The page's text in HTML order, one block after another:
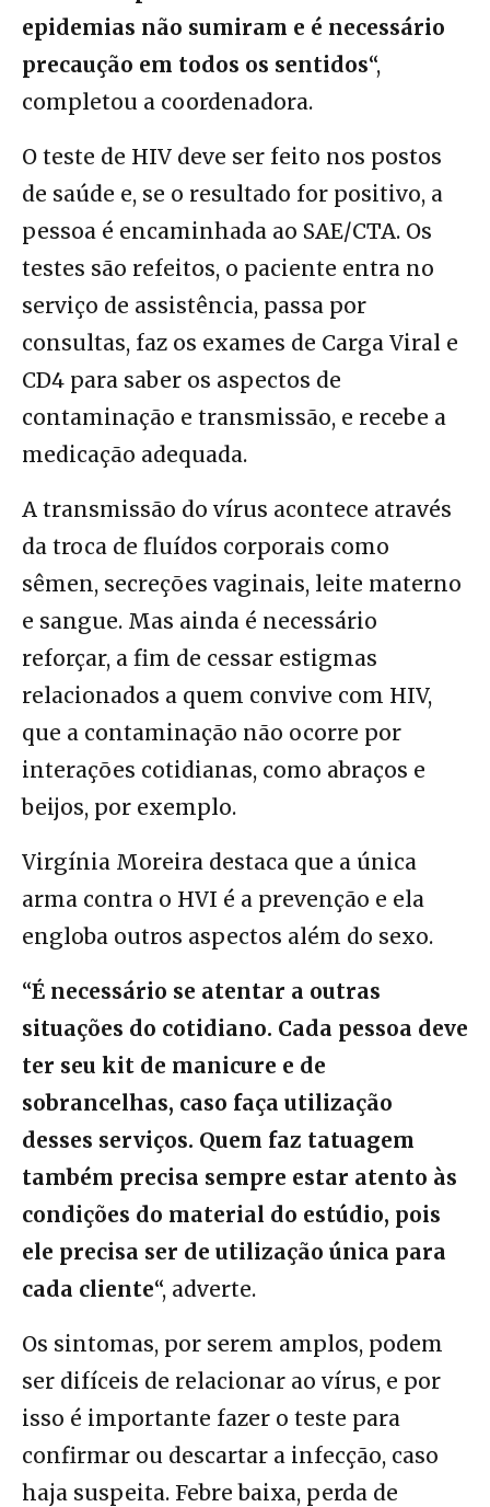
epidemias não sumiram e é necessário
precaução em todos os sentidos“,
completou a coordenadora.
O teste de HIV deve ser feito nos postos
de saúde e, se o resultado for positivo, a
pessoa é encaminhada ao SAE/CTA. Os
testes são refeitos, o paciente entra no
serviço de assistência, passa por
consultas, faz os exames de Carga Viral e
CD4 para saber os aspectos de
contaminação e transmissão, e recebe a
medicação adequada.
A transmissão do vírus acontece através
da troca de fluídos corporais como
sêmen, secreções vaginais, leite materno
e sangue. Mas ainda é necessário
reforçar, a fim de cessar estigmas
relacionados a quem convive com HIV,
que a contaminação não ocorre por
interações cotidianas, como abraços e
beijos, por exemplo.
Virgínia Moreira destaca que a única
arma contra o HVI é a prevenção e ela
engloba outros aspectos além do sexo.
“É necessário se atentar a outras
situações do cotidiano. Cada pessoa deve
ter seu kit de manicure e de
sobrancelhas, caso faça utilização
desses serviços. Quem faz tatuagem
também precisa sempre estar atento às
condições do material do estúdio, pois
ele precisa ser de utilização única para
cada cliente“, adverte.
Os sintomas, por serem amplos, podem
ser difíceis de relacionar ao vírus, e por
isso é importante fazer o teste para
confirmar ou descartar a infecção, caso
haja suspeita. Febre baixa, perda de